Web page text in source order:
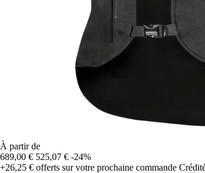
À partir de
689,00 € 525,07 € -24%
+26,25 € offerts sur votre prochaine commande